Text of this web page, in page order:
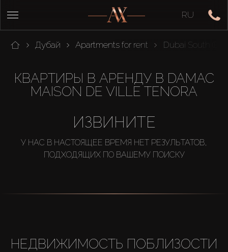
RU
Дубай Apartments for rent Dubai South
КВАРТИРЫ В АРЕНДУ В DAMAC
MAISON DE VILLE TENORA
ИЗВИНИТЕ
У НАС В НАСТОЯЩЕЕ ВРЕМЯ НЕТ РЕЗУЛЬТАТОВ,
ПОДХОДЯЩИХ ПО ВАШЕМУ ПОИСКУ
НЕДВИЖИМОСТЬ ПОБЛИЗОСТИ